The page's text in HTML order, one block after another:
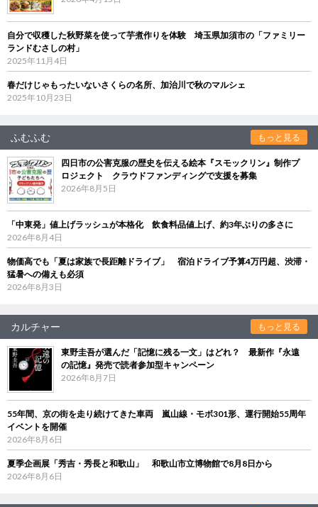
自分で収穫した秋野菜を使って芋煮作りを体験 埼玉県加須市の「ファミリー
ランドむさしの村」
2025年11月4日
春だけじゃもったいないさくらの名所、加治川で秋のマルシェ
2025年10月23日
ふむふむ もっと見る
四日市の公害克服の歴史を伝える絵本『スモックリン』制作プ
ロジェクト クラウドファンディングで支援を募集
2026年8月5日
「中東発」値上げラッシュが本格化 飲食料品値上げ、約3年ぶりの多さに
2026年8月4日
物価高でも「夏は家族で長距離ドライブ」 宿泊ドライブ予算4万円超、渋滞・
猛暑への備えも必須
2026年8月3日
カルチャー もっと見る
東野圭吾が選んだ「記憶に残る一文」はどれ？ 最新作『永遠
の記憶』発売で読者参加型キャンペーン
2026年8月7日
55年間、京の街を走り続けてきた車両 嵐山線・モボ301形、運行開始55周年
イベントを開催
2026年8月6日
夏季企画展「秀吉・秀長と和歌山」 和歌山市立博物館で8月8日から
2026年8月6日